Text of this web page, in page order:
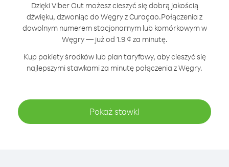
Dzięki Viber Out możesz cieszyć się dobrą jakością
dźwięku, dzwoniąc do Węgry z Curaçao.Połączenia z
dowolnym numerem stacjonarnym lub komórkowym w
Węgry — już od 1.9 ¢ za minutę.
Kup pakiety środków lub plan taryfowy, aby cieszyć się
najlepszymi stawkami za minutę połączenia z Węgry.
Pokaż stawki